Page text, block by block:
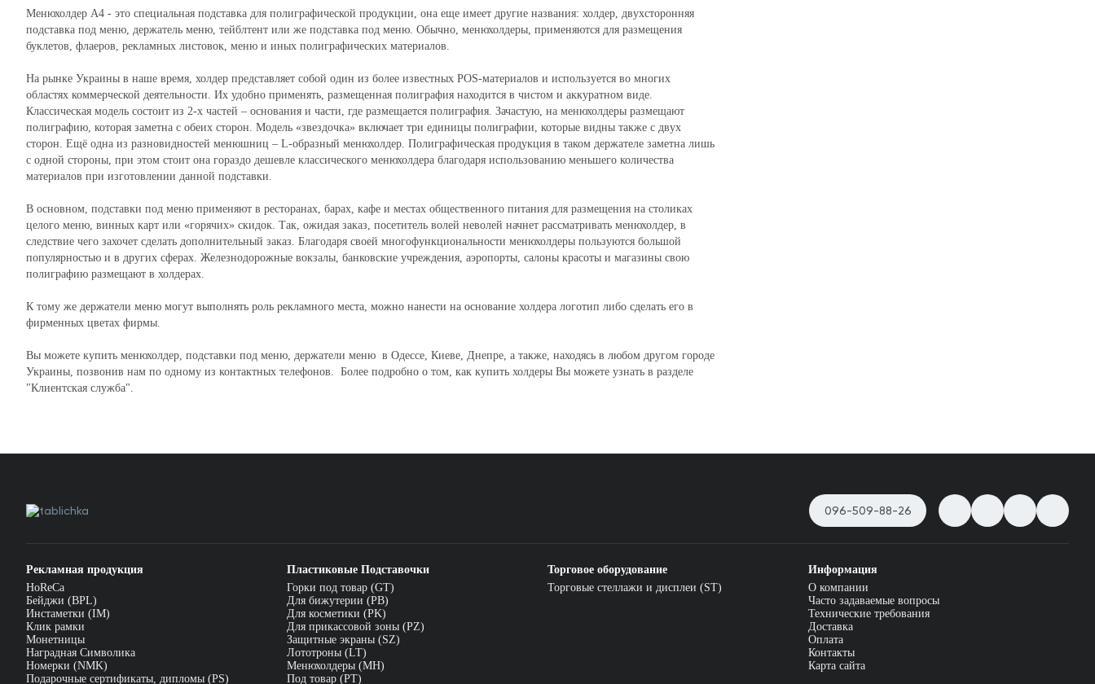
Менюхолдер А4 - это специальная подставка для полиграфической продукции, она еще имеет другие названия: холдер, двухсторонняя
подставка под меню, держатель меню, тейблтент или же подставка под меню. Обычно, менюхолдеры, применяются для размещения
буклетов, флаеров, рекламных листовок, меню и иных полиграфических материалов.
На рынке Украины в наше время, холдер представляет собой один из более известных POS-материалов и используется во многих
областях коммерческой деятельности. Их удобно применять, размещенная полиграфия находится в чистом и аккуратном виде.
Классическая модель состоит из 2-х частей – основания и части, где размещается полиграфия. Зачастую, на менюхолдеры размещают
полиграфию, которая заметна с обеих сторон. Модель «звездочка» включает три единицы полиграфии, которые видны также с двух
сторон. Ещё одна из разновидностей менюшниц – L-образный менюхолдер. Полиграфическая продукция в таком держателе заметна лишь
с одной стороны, при этом стоит она гораздо дешевле классического менюхолдера благодаря использованию меньшего количества
материалов при изготовлении данной подставки.
В основном, подставки под меню применяют в ресторанах, барах, кафе и местах общественного питания для размещения на столиках
целого меню, винных карт или «горячих» скидок. Так, ожидая заказ, посетитель волей неволей начнет рассматривать менюхолдер, в
следствие чего захочет сделать дополнительный заказ. Благодаря своей многофункциональности менюхолдеры пользуются большой
популярностью и в других сферах. Железнодорожные вокзалы, банковские учреждения, аэропорты, салоны красоты и магазины свою
полиграфию размещают в холдерах.
К тому же держатели меню могут выполнять роль рекламного места, можно нанести на основание холдера логотип либо сделать его в
фирменных цветах фирмы.
Вы можете купить менюхолдер, подставки под меню, держатели меню в Одессе, Киеве, Днепре, а также, находясь в любом другом городе
Украины, позвонив нам по одному из контактных телефонов. Более подробно о том, как купить холдеры Вы можете узнать в разделе
"Клиентская служба".
096-509-88-26
Рекламная продукция
HoReCa
Бейджи (BPL)
Инстаметки (IM)
Клик рамки
Монетницы
Наградная Символика
Номерки (NMK)
Подарочные сертификаты, дипломы (PS)
Пластиковые Подставочки
Горки под товар (GT)
Для бижутерии (PB)
Для косметики (PK)
Для прикассовой зоны (PZ)
Защитные экраны (SZ)
Лототроны (LT)
Менюхолдеры (MH)
Под товар (PT)
Торговое оборудование
Торговые стеллажи и дисплеи (ST)
Информация
О компании
Часто задаваемые вопросы
Технические требования
Доставка
Оплата
Контакты
Карта сайта